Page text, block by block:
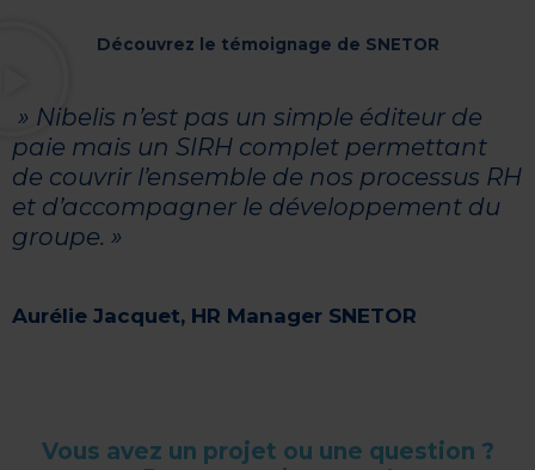
Découvrez le témoignage de SNETOR
» Nibelis n’est pas un simple éditeur de
paie mais un SIRH complet permettant
de couvrir l’ensemble de nos processus RH
et d’accompagner le développement du
groupe. »
Aurélie Jacquet, HR Manager SNETOR
Vous avez un projet ou une question ?